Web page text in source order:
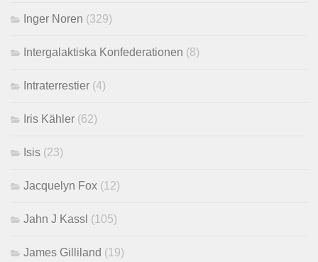
Inger Noren (329)
Intergalaktiska Konfederationen (8)
Intraterrestier (4)
Iris Kähler (62)
Isis (23)
Jacquelyn Fox (12)
Jahn J Kassl (105)
James Gilliland (19)